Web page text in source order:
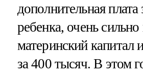
дополнительная плата
ребенка, очень
материнский капитал
за 400 тысяч. В этом